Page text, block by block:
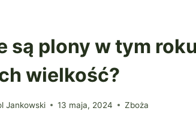
plony w tym
wielkość?
Jankowski 13 maja, 2024 Zboża